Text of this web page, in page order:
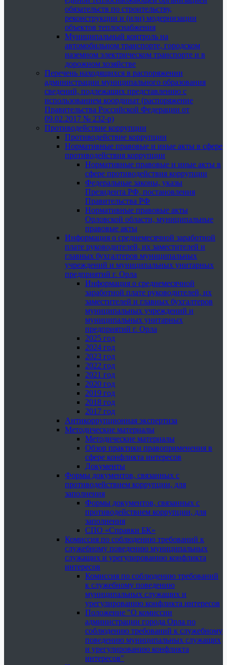
обязательств по строительству,
реконструкции и (или) модернизации
объектов теплоснабжения
Муниципальный контроль на
автомобильном транспорте, городском
наземном электрическом транспорте и в
дорожном хозяйстве
Перечень находящихся в распоряжении
администрации муниципального образования
сведений, подлежащих представлению с
использованием координат (распоряжение
Правительства Российской Федерации от
09.02.2017 № 232-р)
Противодействие коррупции
Противодействие коррупции
Нормативные правовые и иные акты в сфере
противодействия коррупции
Нормативные правовые и иные акты в
сфере противодействия коррупции
Федеральные законы, указы
Президента РФ, постановления
Правительства РФ
Нормативные правовые акты
Орловской области, муниципальные
правовые акты
Информация о среднемесячной заработной
плате руководителей, их заместителей и
главных бухгалтеров муниципальных
учреждений и муниципальных унитарных
предприятий г. Орла
Информация о среднемесячной
заработной плате руководителей, их
заместителей и главных бухгалтеров
муниципальных учреждений и
муниципальных унитарных
предприятий г. Орла
2025 год
2024 год
2023 год
2022 год
2021 год
2020 год
2019 год
2018 год
2017 год
Антикоррупционная экспертиза
Методические материалы
Методические материалы
Обзор практики правоприменения в
сфере конфликта интересов
Документы
Формы документов, связанных с
противодействием коррупции, для
заполнения
Формы документов, связанных с
противодействием коррупции, для
заполнения
СПО «Справки БК»
Комиссия по соблюдению требований к
служебному поведению муниципальных
служащих и урегулированию конфликта
интересов
Комиссия по соблюдению требований
к служебному поведению
муниципальных служащих и
урегулированию конфликта интересов
Положение "О комиссии
администрации города Орла по
соблюдению требований к служебному
поведению муниципальных служащих
и урегулированию конфликта
интересов"